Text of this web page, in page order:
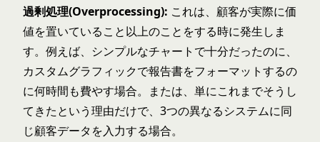
過剰処理(Overprocessing): これは、顧客が実際に価
値を置いていること以上のことをする時に発生しま
す。例えば、シンプルなチャートで十分だったのに、
カスタムグラフィックで報告書をフォーマットするの
に何時間も費やす場合。または、単にこれまでそうし
てきたという理由だけで、3つの異なるシステムに同
じ顧客データを入力する場合。